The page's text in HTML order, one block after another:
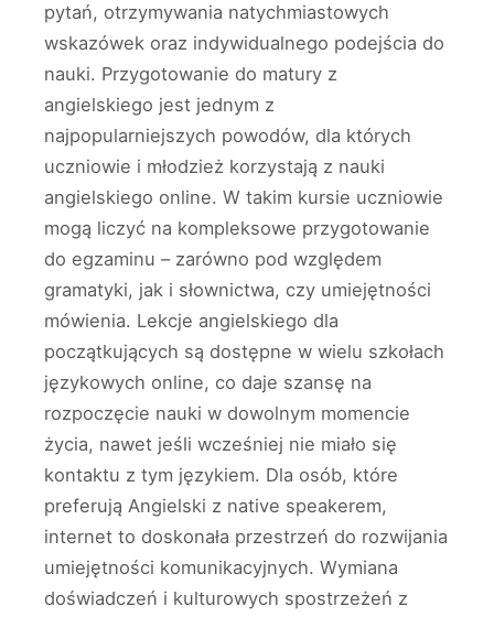
pytań, otrzymywania natychmiastowych
wskazówek oraz indywidualnego podejścia do
nauki. Przygotowanie do matury z
angielskiego jest jednym z
najpopularniejszych powodów, dla których
uczniowie i młodzież korzystają z nauki
angielskiego online. W takim kursie uczniowie
mogą liczyć na kompleksowe przygotowanie
do egzaminu – zarówno pod względem
gramatyki, jak i słownictwa, czy umiejętności
mówienia. Lekcje angielskiego dla
początkujących są dostępne w wielu szkołach
językowych online, co daje szansę na
rozpoczęcie nauki w dowolnym momencie
życia, nawet jeśli wcześniej nie miało się
kontaktu z tym językiem. Dla osób, które
preferują Angielski z native speakerem,
internet to doskonała przestrzeń do rozwijania
umiejętności komunikacyjnych. Wymiana
doświadczeń i kulturowych spostrzeżeń z